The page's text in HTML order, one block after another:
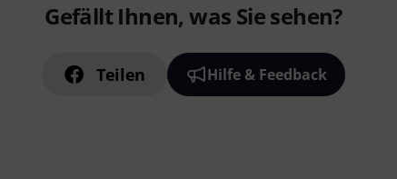
Gefällt Ihnen, was Sie sehen?
Teilen Hilfe & Feedback